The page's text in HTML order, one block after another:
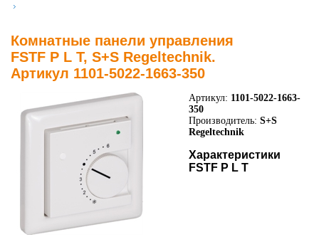
Комнатные панели управления
FSTF P L T, S+S Regeltechnik.
Артикул 1101-5022-1663-350
Артикул: 1101-5022-1663-
350
Производитель: S+S
Regeltechnik
Характеристики
FSTF P L T